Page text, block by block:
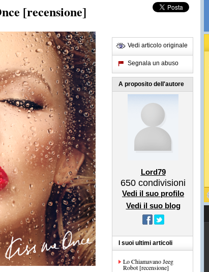
[recensione]
Vedi articolo originale
Segnala un abuso
A proposito dell'autore
Lord79
650 condivisioni
Vedi il suo profilo
Vedi il suo blog
I suoi ultimi articoli
Lo Chiamavano Jeeg
Robot [recensione]